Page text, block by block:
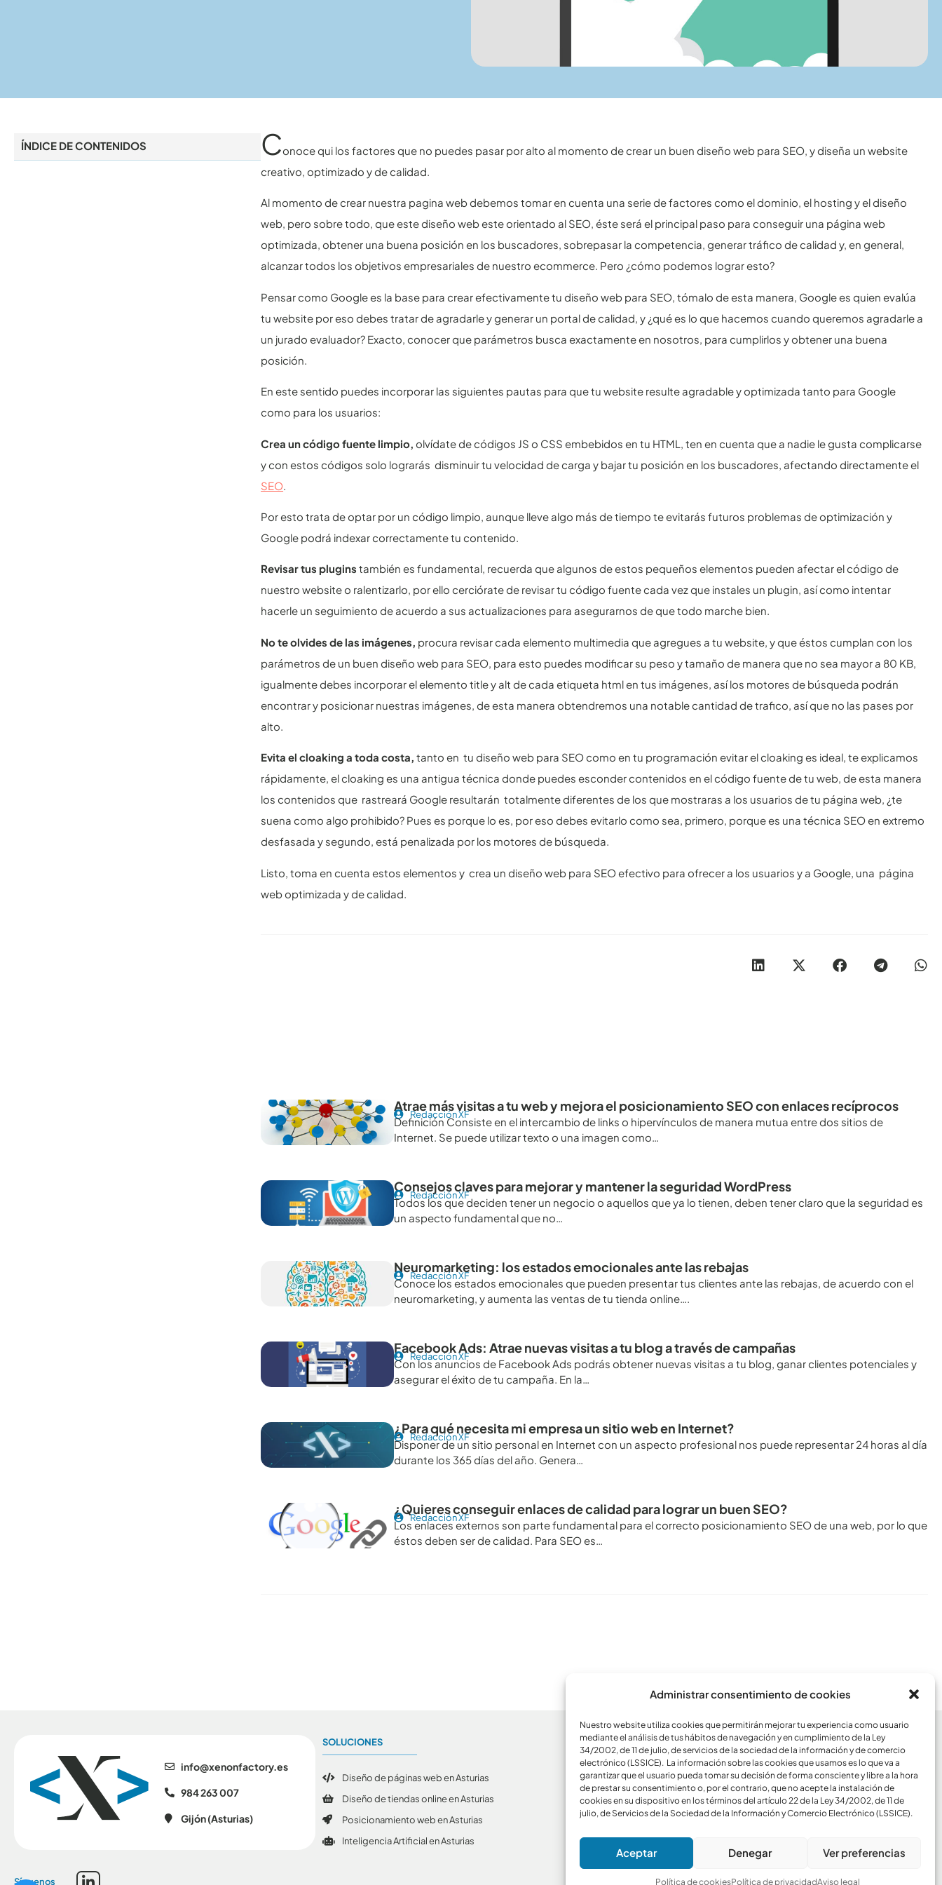
Administrar consentimiento de cookies
Nuestro website utiliza cookies que permitirán mejorar tu experiencia como usuario
mediante el análisis de tus hábitos de navegación y en cumplimiento de la Ley
34/2002, de 11 de julio, de servicios de la sociedad de la información y de comercio
electrónico (LSSICE). La información sobre las cookies que usamos es lo que va a
garantizar que el usuario pueda tomar su decisión de forma consciente y libre a la hora
de prestar su consentimiento o, por el contrario, que no acepte la instalación de
cookies en su dispositivo en los términos del artículo 22 de la Ley 34/2002, de 11 de
julio, de Servicios de la Sociedad de la Información y Comercio Electrónico (LSSICE).
Aceptar Denegar Ver preferencias
Política de cookiesPolítica de privacidadAviso legal
ÍNDICE DE CONTENIDOS Conoce qui los factores que no puedes pasar por alto al momento de crear un buen diseño web para SEO, y diseña un website
creativo, optimizado y de calidad.
Al momento de crear nuestra pagina web debemos tomar en cuenta una serie de factores como el dominio, el hosting y el diseño
web, pero sobre todo, que este diseño web este orientado al SEO, éste será el principal paso para conseguir una página web
optimizada, obtener una buena posición en los buscadores, sobrepasar la competencia, generar tráfico de calidad y, en general,
alcanzar todos los objetivos empresariales de nuestro ecommerce. Pero ¿cómo podemos lograr esto?
Pensar como Google es la base para crear efectivamente tu diseño web para SEO, tómalo de esta manera, Google es quien evalúa
tu website por eso debes tratar de agradarle y generar un portal de calidad, y ¿qué es lo que hacemos cuando queremos agradarle a
un jurado evaluador? Exacto, conocer que parámetros busca exactamente en nosotros, para cumplirlos y obtener una buena
posición.
En este sentido puedes incorporar las siguientes pautas para que tu website resulte agradable y optimizada tanto para Google
como para los usuarios:
Crea un código fuente limpio,olvídate de códigos JS o CSS embebidos en tu HTML, ten en cuenta que a nadie le gusta complicarse
y con estos códigos solo lograrás disminuir tu velocidad de carga y bajar tu posición en los buscadores, afectando directamente el
SEO
Por esto trata de optar por un código limpio, aunque lleve algo más de tiempo te evitarás futuros problemas de optimización y
Google podrá indexar correctamente tu contenido.
Revisar tus plugins también es fundamental, recuerda que algunos de estos pequeños elementos pueden afectar el código de
nuestro website o ralentizarlo, por ello cerciórate de revisar tu código fuente cada vez que instales un plugin, así como intentar
hacerle un seguimiento de acuerdo a sus actualizaciones para asegurarnos de que todo marche bien.
No te olvides de las imágenes, procura revisar cada elemento multimedia que agregues a tu website, y que éstos cumplan con los
parámetros de un buen diseño web para SEO, para esto puedes modificar su peso y tamaño de manera que no sea mayor a 80 KB,
igualmente debes incorporar el elemento title y alt de cada etiqueta html en tus imágenes, así los motores de búsqueda podrán
encontrar y posicionar nuestras imágenes, de esta manera obtendremos una notable cantidad de trafico, así que no las pases por
alto.
Evita el cloaking a toda costa,tanto en tu diseño web para SEO como en tu programación evitar el cloaking es ideal, te explicamos
rápidamente, el cloaking es una antigua técnica donde puedes esconder contenidos en el código fuente de tu web, de esta manera
los contenidos que rastreará Google resultarán totalmente diferentes de los que mostraras a los usuarios de tu página web, ¿te
suena como algo prohibido? Pues es porque lo es, por eso debes evitarlo como sea, primero, porque es una técnica SEO en extremo
desfasada y segundo, está penalizada por los motores de búsqueda.
Listo, toma en cuenta estos elementos y crea un diseño web para SEO efectivo para ofrecer a los usuarios y a Google, una página
web optimizada y de calidad.
Atrae más visitas a tu web y mejora el posicionamiento SEO con enlaces recíprocos
Redacción XF
Definición Consiste en el intercambio de links o hipervínculos de manera mutua entre dos sitios de
Internet. Se puede utilizar texto o una imagen como…
Consejos claves para mejorar y mantener la seguridad WordPress
Redacción XF
Todos los que deciden tener un negocio o aquellos que ya lo tienen, deben tener claro que la seguridad es
un aspecto fundamental que no…
Neuromarketing: los estados emocionales ante las rebajas
Redacción XF
Conoce los estados emocionales que pueden presentar tus clientes ante las rebajas, de acuerdo con el
neuromarketing, y aumenta las ventas de tu tienda online….
Facebook Ads: Atrae nuevas visitas a tu blog a través de campañas
Redacción XF
Con los anuncios de Facebook Ads podrás obtener nuevas visitas a tu blog, ganar clientes potenciales y
asegurar el éxito de tu campaña. En la…
¿Para qué necesita mi empresa un sitio web en Internet?
Redacción XF
Disponer de un sitio personal en Internet con un aspecto profesional nos puede representar 24 horas al día
durante los 365 días del año. Genera…
¿Quieres conseguir enlaces de calidad para lograr un buen SEO?
Redacción XF
Los enlaces externos son parte fundamental para el correcto posicionamiento SEO de una web, por lo que
éstos deben ser de calidad. Para SEO es…
se.yrotcafnonex@ofni
984 263 007
Gijón (Asturias)
Síguenos
SOLUCIONES
Diseño de páginas web en Asturias
Diseño de tiendas online en Asturias
Posicionamiento web en Asturias
Inteligencia Artificial en Asturias
ACCESOS
Blog